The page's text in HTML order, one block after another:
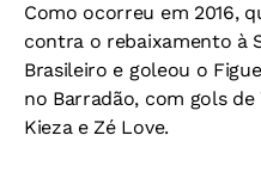
Como ocorreu em 2016,
contra o rebaixamento à
Brasileiro e goleou o
no Barradão, com gols
Kieza e Zé Love.